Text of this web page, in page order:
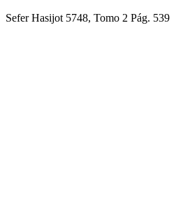
Sefer Hasijot 5748, Tomo 2 Pág. 539